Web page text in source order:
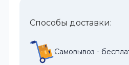
Способы доставки:
Самовывоз -